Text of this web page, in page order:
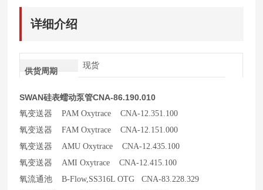
详细介绍
供货周期
现货
SWAN硅表蠕动泵管CNA-86.190.010
氧变送器 PAM Oxytrace CNA-12.351.100
氧变送器 FAM Oxytrace CNA-12.151.000
氧变送器 AMU Oxytrace CNA-12.435.100
氧变送器 AMI Oxytrace CNA-12.415.100
氧流通池 B-Flow,SS316L OTG CNA-83.228.329